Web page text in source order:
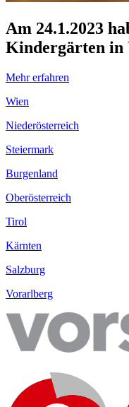
Am 24.1.2023
Kindergärten in
Mehr erfahren
Wien
Niederösterreich
Steiermark
Burgenland
Oberösterreich
Tirol
Kärnten
Salzburg
Vorarlberg